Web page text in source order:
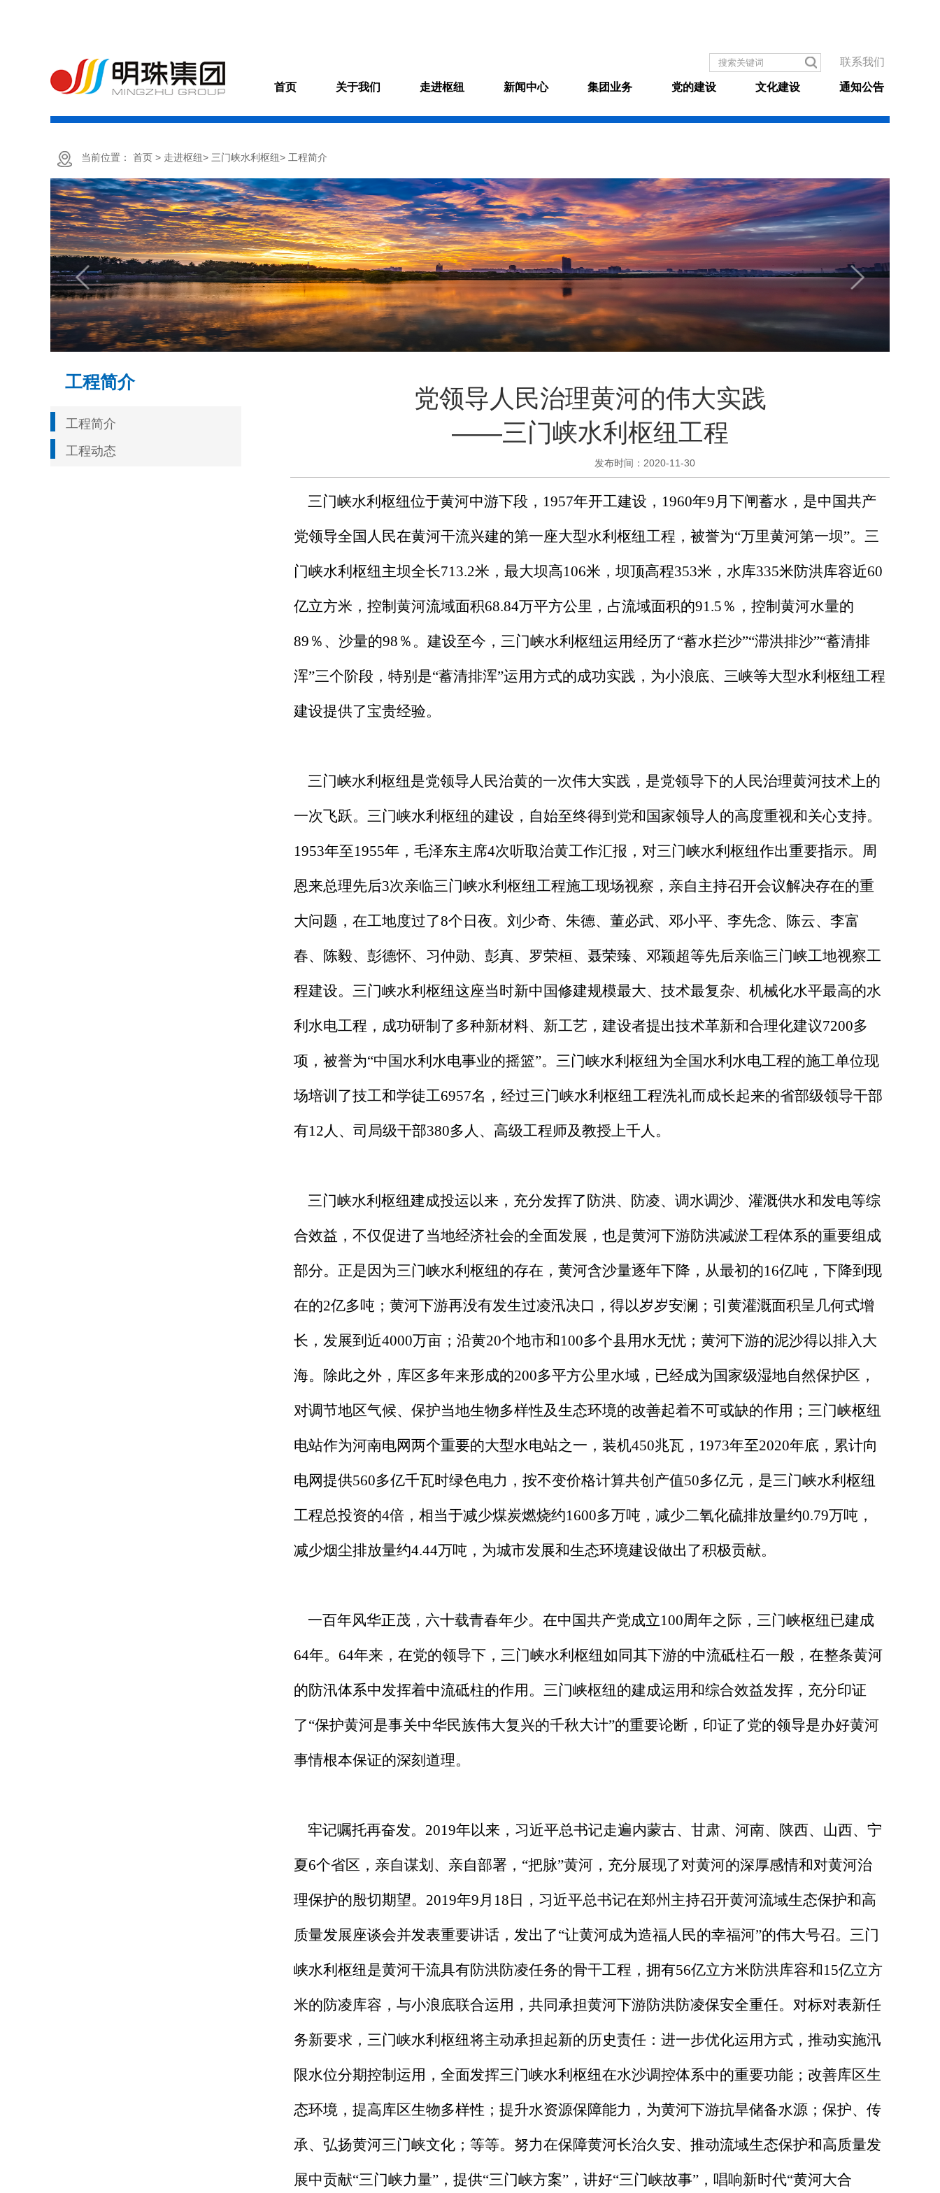
联系我们
首页 关于我们 走进枢纽 新闻中心 集团业务 党的建设 文化建设 通知公告
当前位置： 首页 > 走进枢纽> 三门峡水利枢纽> 工程简介
工程简介
工程简介
工程动态
党领导人民治理黄河的伟大实践
——三门峡水利枢纽工程
发布时间： 2020-11-30
三门峡水利枢纽位于黄河中游下段，1957年开工建设，1960年9月下闸蓄水，是中国共产
党领导全国人民在黄河干流兴建的第一座大型水利枢纽工程，被誉为“万里黄河第一坝”。三
门峡水利枢纽主坝全长713.2米，最大坝高106米，坝顶高程353米，水库335米防洪库容近60
亿立方米，控制黄河流域面积68.84万平方公里，占流域面积的91.5％，控制黄河水量的
89％、沙量的98％。建设至今，三门峡水利枢纽运用经历了“蓄水拦沙”“滞洪排沙”“蓄清排
浑”三个阶段，特别是“蓄清排浑”运用方式的成功实践，为小浪底、三峡等大型水利枢纽工程
建设提供了宝贵经验。
三门峡水利枢纽是党领导人民治黄的一次伟大实践，是党领导下的人民治理黄河技术上的
一次飞跃。三门峡水利枢纽的建设，自始至终得到党和国家领导人的高度重视和关心支持。
1953年至1955年，毛泽东主席4次听取治黄工作汇报，对三门峡水利枢纽作出重要指示。周
恩来总理先后3次亲临三门峡水利枢纽工程施工现场视察，亲自主持召开会议解决存在的重
大问题，在工地度过了8个日夜。刘少奇、朱德、董必武、邓小平、李先念、陈云、李富
春、陈毅、彭德怀、习仲勋、彭真、罗荣桓、聂荣臻、邓颖超等先后亲临三门峡工地视察工
程建设。三门峡水利枢纽这座当时新中国修建规模最大、技术最复杂、机械化水平最高的水
利水电工程，成功研制了多种新材料、新工艺，建设者提出技术革新和合理化建议7200多
项，被誉为“中国水利水电事业的摇篮”。三门峡水利枢纽为全国水利水电工程的施工单位现
场培训了技工和学徒工6957名，经过三门峡水利枢纽工程洗礼而成长起来的省部级领导干部
有12人、司局级干部380多人、高级工程师及教授上千人。
三门峡水利枢纽建成投运以来，充分发挥了防洪、防凌、调水调沙、灌溉供水和发电等综
合效益，不仅促进了当地经济社会的全面发展，也是黄河下游防洪减淤工程体系的重要组成
部分。正是因为三门峡水利枢纽的存在，黄河含沙量逐年下降，从最初的16亿吨，下降到现
在的2亿多吨；黄河下游再没有发生过凌汛决口，得以岁岁安澜；引黄灌溉面积呈几何式增
长，发展到近4000万亩；沿黄20个地市和100多个县用水无忧；黄河下游的泥沙得以排入大
海。除此之外，库区多年来形成的200多平方公里水域，已经成为国家级湿地自然保护区，
对调节地区气候、保护当地生物多样性及生态环境的改善起着不可或缺的作用；三门峡枢纽
电站作为河南电网两个重要的大型水电站之一，装机450兆瓦，1973年至2020年底，累计向
电网提供560多亿千瓦时绿色电力，按不变价格计算共创产值50多亿元，是三门峡水利枢纽
工程总投资的4倍，相当于减少煤炭燃烧约1600多万吨，减少二氧化硫排放量约0.79万吨，
减少烟尘排放量约4.44万吨，为城市发展和生态环境建设做出了积极贡献。
一百年风华正茂，六十载青春年少。在中国共产党成立100周年之际，三门峡枢纽已建成
64年。64年来，在党的领导下，三门峡水利枢纽如同其下游的中流砥柱石一般，在整条黄河
的防汛体系中发挥着中流砥柱的作用。三门峡枢纽的建成运用和综合效益发挥，充分印证
了“保护黄河是事关中华民族伟大复兴的千秋大计”的重要论断，印证了党的领导是办好黄河
事情根本保证的深刻道理。
牢记嘱托再奋发。2019年以来，习近平总书记走遍内蒙古、甘肃、河南、陕西、山西、宁
夏6个省区，亲自谋划、亲自部署，“把脉”黄河，充分展现了对黄河的深厚感情和对黄河治
理保护的殷切期望。2019年9月18日，习近平总书记在郑州主持召开黄河流域生态保护和高
质量发展座谈会并发表重要讲话，发出了“让黄河成为造福人民的幸福河”的伟大号召。三门
峡水利枢纽是黄河干流具有防洪防凌任务的骨干工程，拥有56亿立方米防洪库容和15亿立方
米的防凌库容，与小浪底联合运用，共同承担黄河下游防洪防凌保安全重任。对标对表新任
务新要求，三门峡水利枢纽将主动承担起新的历史责任：进一步优化运用方式，推动实施汛
限水位分期控制运用，全面发挥三门峡水利枢纽在水沙调控体系中的重要功能；改善库区生
态环境，提高库区生物多样性；提升水资源保障能力，为黄河下游抗旱储备水源；保护、传
承、弘扬黄河三门峡文化；等等。努力在保障黄河长治久安、推动流域生态保护和高质量发
展中贡献“三门峡力量”，提供“三门峡方案”，讲好“三门峡故事”，唱响新时代“黄河大合